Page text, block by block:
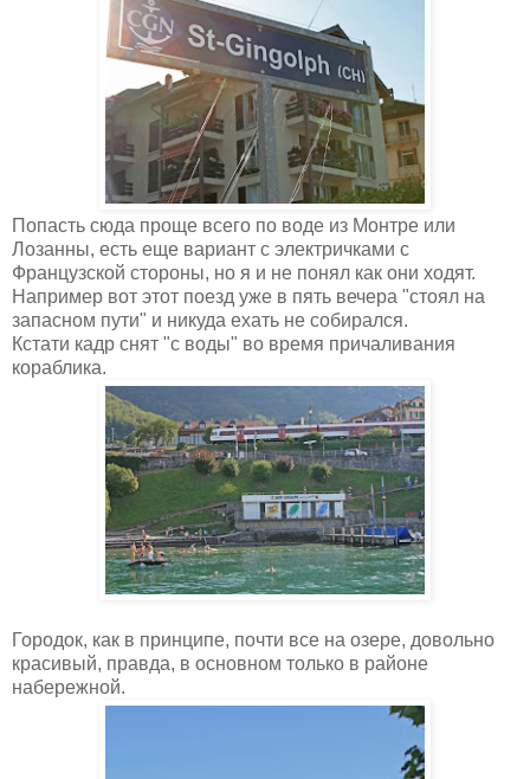
Попасть сюда проще всего по воде из Монтре или
Лозанны, есть еще вариант с электричками с
Французской стороны, но я и не понял как они ходят.
Например вот этот поезд уже в пять вечера "стоял на
запасном пути" и никуда ехать не собирался.
Кстати кадр снят "с воды" во время причаливания
кораблика.
Городок, как в принципе, почти все на озере, довольно
красивый, правда, в основном только в районе
набережной.